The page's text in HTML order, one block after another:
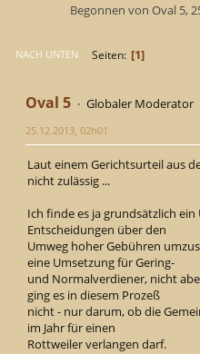
Begonnen von Oval 5,
NACH UNTEN Seiten 1
Oval 5 Globaler Moderator
25.12.2013, 02h01
Laut einem Gerichtsurteil aus
nicht zulässig ...
Ich finde es ja grundsätzlich
Entscheidungen über den
Umweg hoher Gebühren
eine Umsetzung für Gering-
und Normalverdiener, nicht
ging es in diesem Prozeß
nicht - nur darum, ob die
im Jahr für einen
Rottweiler verlangen darf.